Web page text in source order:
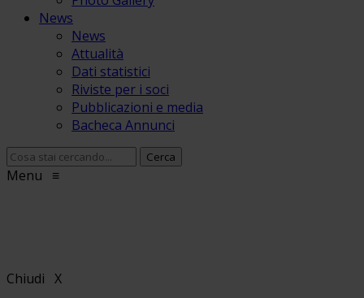
News
News
Attualità
Dati statistici
Riviste per i soci
Pubblicazioni e media
Bacheca Annunci
Menu ≡
Chiudi X